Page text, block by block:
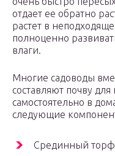
отдает ее обратно
растет в
полноценно
влаги.
Многие садоводы
составляют почву
самостоятельно в
следующие
Срединный торф